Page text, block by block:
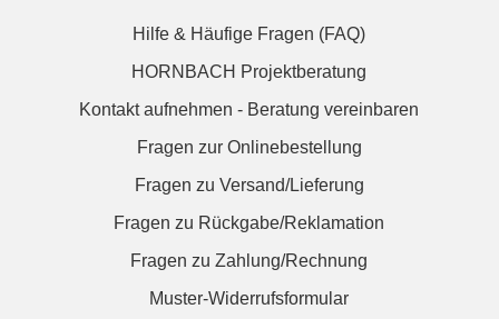
Hilfe & Häufige Fragen (FAQ)
HORNBACH Projektberatung
Kontakt aufnehmen - Beratung vereinbaren
Fragen zur Onlinebestellung
Fragen zu Versand/Lieferung
Fragen zu Rückgabe/Reklamation
Fragen zu Zahlung/Rechnung
Muster-Widerrufsformular